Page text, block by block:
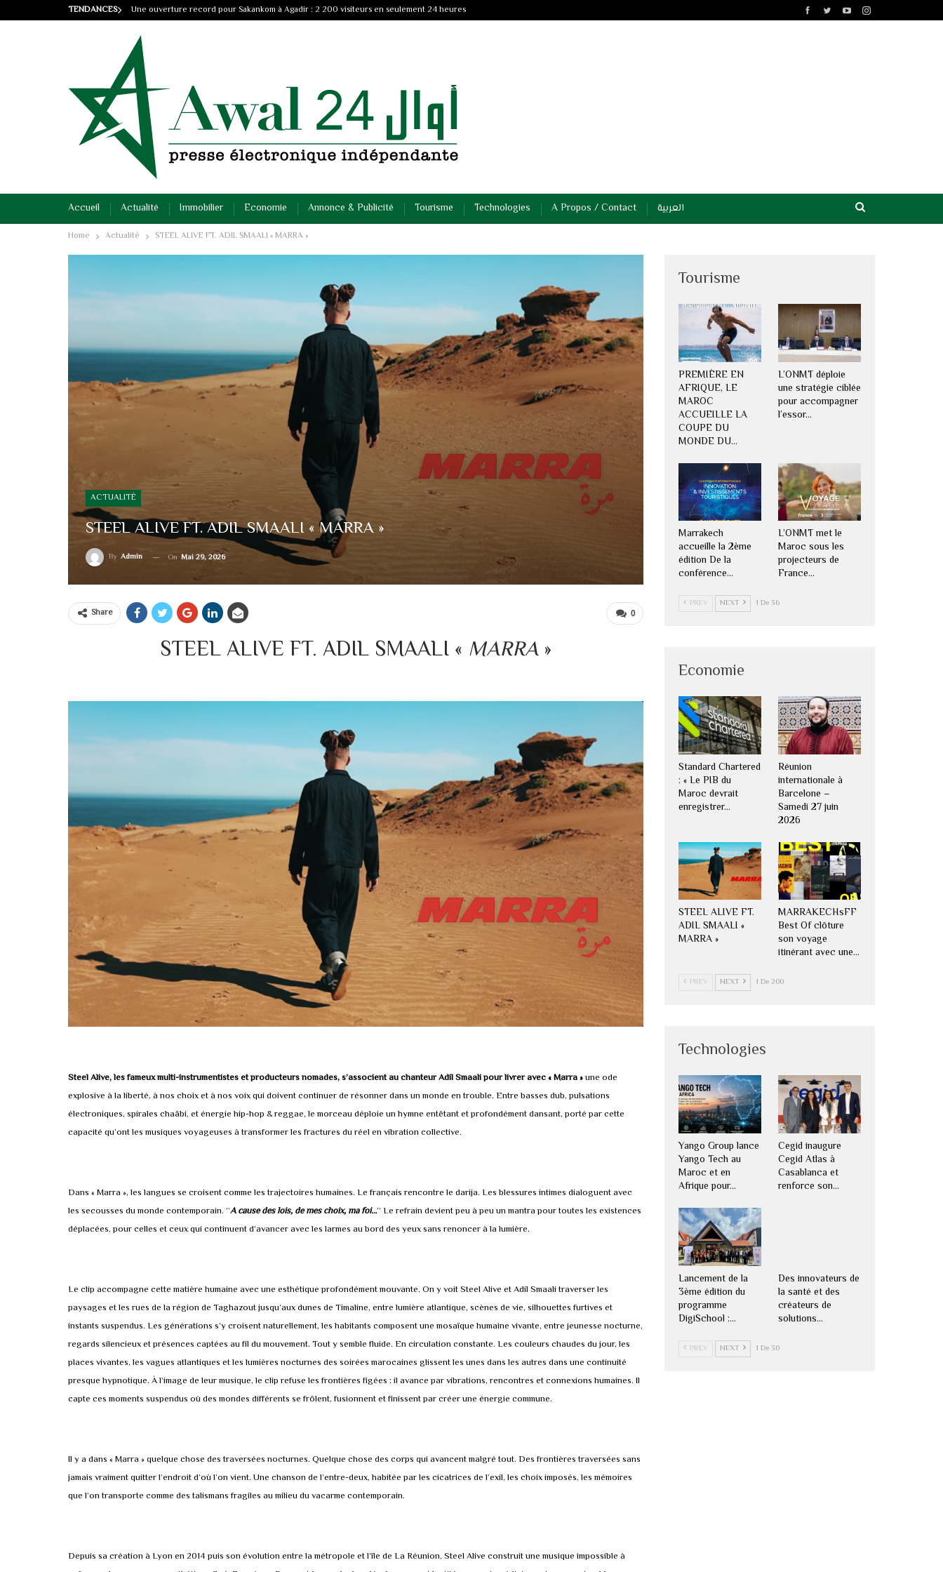
TENDANCES Une ouverture record pour Sakankom à Agadir : 2 200 visiteurs en seulement 24 heures
Accueil Actualité Immobilier Economie Annonce & Publicité Tourisme Technologies A Propos / Contact العربية
Home Actualité STEEL ALIVE FT. ADIL SMAALI « MARRA »
ACTUALITÉ
STEEL ALIVE FT. ADIL SMAALI « MARRA »
By Admin On Mai 29, 2026
0
Share
STEEL ALIVE FT. ADIL SMAALI « MARRA»
Steel Alive, les fameux multi-instrumentistes et producteurs nomades, s’associent au chanteur Adil Smaali pour livrer avec « Marra »une ode
explosive à la liberté, à nos choix et à nos voix qui doivent continuer de résonner dans un monde en trouble. Entre basses dub, pulsations
électroniques, spirales chaâbi, et énergie hip-hop & reggae, le morceau déploie un hymne entêtant et profondément dansant, porté par cette
capacité qu’ont les musiques voyageuses à transformer les fractures du réel en vibration collective.
Dans « Marra », les langues se croisent comme les trajectoires humaines. Le français rencontre le darija. Les blessures intimes dialoguent avec
les secousses du monde contemporain. “A cause des lois, de mes choix, ma foi…” Le refrain devient peu à peu un mantra pour toutes les existences
déplacées, pour celles et ceux qui continuent d’avancer avec les larmes au bord des yeux sans renoncer à la lumière.
Le clip accompagne cette matière humaine avec une esthétique profondément mouvante. On y voit Steel Alive et Adil Smaali traverser les
paysages et les rues de la région de Taghazout jusqu’aux dunes de Timaline, entre lumière atlantique, scènes de vie, silhouettes furtives et
instants suspendus. Les générations s’y croisent naturellement, les habitants composent une mosaïque humaine vivante, entre jeunesse nocturne,
regards silencieux et présences captées au fil du mouvement. Tout y semble fluide. En circulation constante. Les couleurs chaudes du jour, les
places vivantes, les vagues atlantiques et les lumières nocturnes des soirées marocaines glissent les unes dans les autres dans une continuité
presque hypnotique. À l’image de leur musique, le clip refuse les frontières figées : il avance par vibrations, rencontres et connexions humaines. Il
capte ces moments suspendus où des mondes différents se frôlent, fusionnent et finissent par créer une énergie commune.
Il y a dans « Marra » quelque chose des traversées nocturnes. Quelque chose des corps qui avancent malgré tout. Des frontières traversées sans
jamais vraiment quitter l’endroit d’où l’on vient. Une chanson de l’entre-deux, habitée par les cicatrices de l’exil, les choix imposés, les mémoires
que l’on transporte comme des talismans fragiles au milieu du vacarme contemporain.
Depuis sa création à Lyon en 2014 puis son évolution entre la métropole et l’île de La Réunion, Steel Alive construit une musique impossible à
Tourisme
PREMIÈRE EN
AFRIQUE, LE
MAROC
ACCUEILLE LA
COUPE DU
MONDE DU…
L’ONMT déploie
une stratégie ciblée
pour accompagner
l’essor…
Marrakech
accueille la 2ème
édition De la
conférence…
L’ONMT met le
Maroc sous les
projecteurs de
France…
PREV NEXT 1 De 36
Economie
Standard Chartered
: « Le PIB du
Maroc devrait
enregistrer…
Réunion
internationale à
Barcelone –
Samedi 27 juin
2026
STEEL ALIVE FT.
ADIL SMAALI «
MARRA »
MARRAKECHsFF
Best Of clôture
son voyage
itinérant avec une…
PREV NEXT 1 De 200
Technologies
Yango Group lance
Yango Tech au
Maroc et en
Afrique pour…
Cegid inaugure
Cegid Atlas à
Casablanca et
renforce son…
Lancement de la
3ème édition du
programme
DigiSchool :…
Des innovateurs de
la santé et des
créateurs de
solutions…
PREV NEXT 1 De 30